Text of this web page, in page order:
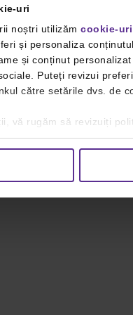
uri
noștri utilizăm cookie-uri
și personaliza
și conținut
Puteți revizui
către setările dvs. de
vă rugăm să revizuiți